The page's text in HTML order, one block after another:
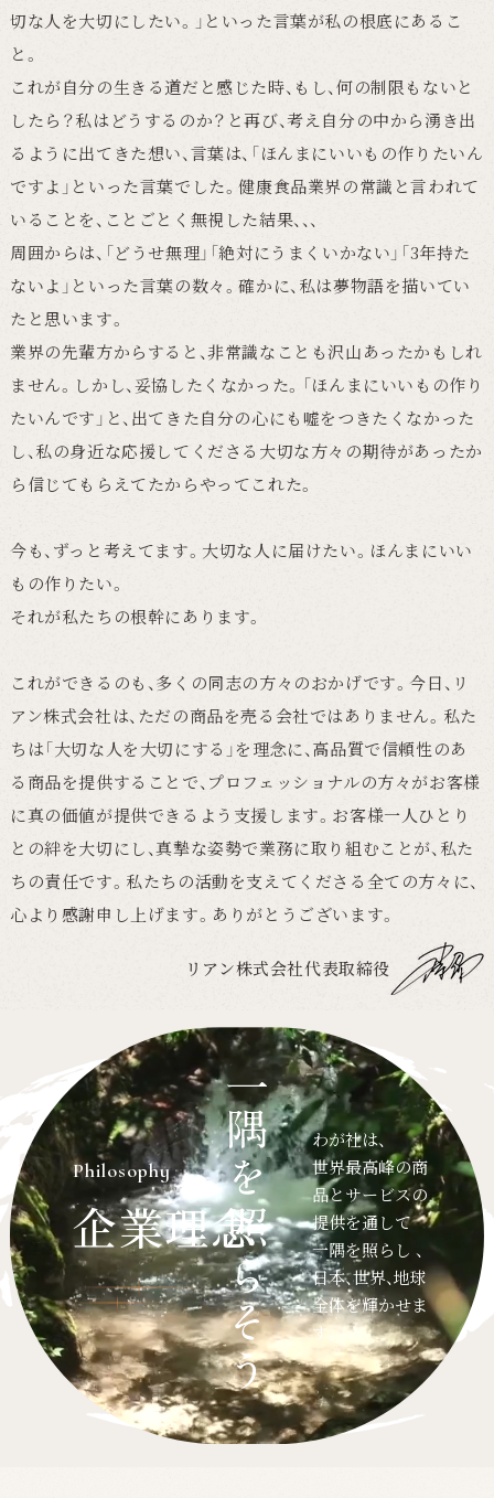
切な人を大切にしたい。」といった言葉が私の根底にあるこ
と。
これが自分の生きる道だと感じた時、もし、何の制限もないと
したら？私はどうするのか？と再び、考え自分の中から湧き出
るように出てきた想い、言葉は、「ほんまにいいもの作りたいん
ですよ」といった言葉でした。健康食品業界の常識と言われて
いることを、ことごとく無視した結果、、、
周囲からは、「どうせ無理」「絶対にうまくいかない」「3年持た
ないよ」といった言葉の数々。確かに、私は夢物語を描いてい
たと思います。
業界の先輩方からすると、非常識なことも沢山あったかもしれ
ません。しかし、妥協したくなかった。「ほんまにいいもの作り
たいんです」と、出てきた自分の心にも嘘をつきたくなかった
し、私の身近な応援してくださる大切な方々の期待があったか
ら信じてもらえてたからやってこれた。
今も、ずっと考えてます。大切な人に届けたい。ほんまにいい
もの作りたい。
それが私たちの根幹にあります。
これができるのも、多くの同志の方々のおかげです。今日、リ
アン株式会社は、ただの商品を売る会社ではありません。私た
ちは「大切な人を大切にする」を理念に、高品質で信頼性のあ
る商品を提供することで、プロフェッショナルの方々がお客様
に真の価値が提供できるよう支援します。お客様一人ひとり
との絆を大切にし、真摯な姿勢で業務に取り組むことが、私た
ちの責任です。私たちの活動を支えてくださる全ての方々に、
心より感謝申し上げます。ありがとうございます。
リアン株式会社代表取締役
Philosophy
企業理念
わが社は、
世界最高峰の商
品とサービスの
提供を通して
一隅を照らし 、
日本、世界、地球
全体を輝かせま
す。